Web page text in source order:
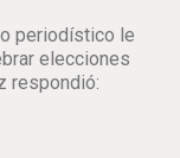
periodístico le
elecciones
respondió: